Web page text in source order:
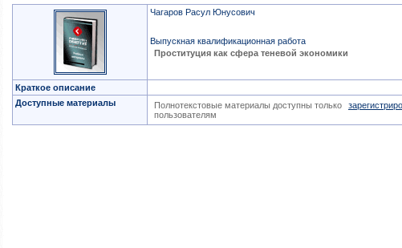
Чагаров Расул Юнусович
Выпускная квалификационная работа
Проституция как сфера теневой экономики
Краткое описание
Доступные материалы
Полнотекстовые материалы доступны только
пользователям